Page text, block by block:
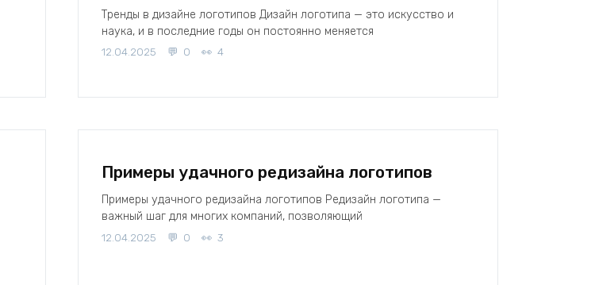
Тренды в дизайне логотипов Дизайн логотипа — это искусство и
наука, и в последние годы он постоянно меняется
12.04.2025 0 4
Примеры удачного редизайна логотипов
Примеры удачного редизайна логотипов Редизайн логотипа —
важный шаг для многих компаний, позволяющий
12.04.2025 0 3